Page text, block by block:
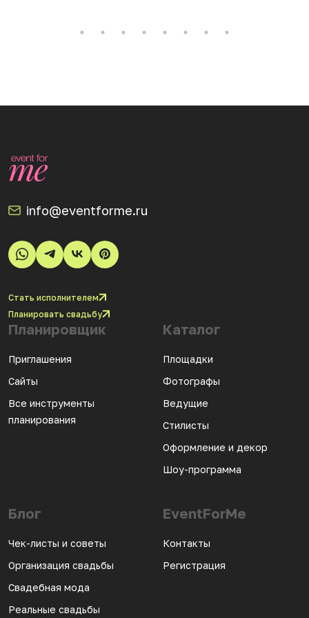
info@eventforme.ru
Стать исполнителем
Планировать свадьбу
Планировщик
Приглашения
Сайты
Все инструменты
планирования
Каталог
Площадки
Фотографы
Ведущие
Стилисты
Оформление и декор
Шоу-программа
Блог
Чек-листы и советы
Организация свадьбы
Свадебная мода
Реальные свадьбы
EventForMe
Контакты
Регистрация